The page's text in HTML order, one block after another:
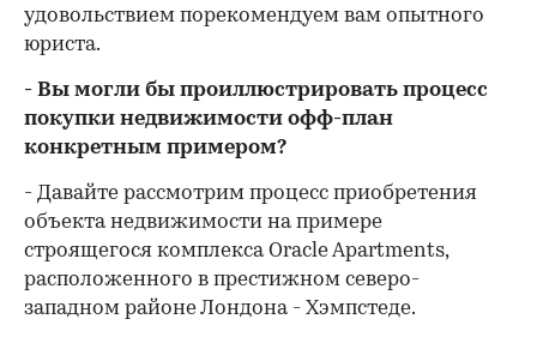
удовольствием порекомендуем вам опытного
юриста.
- Вы могли бы проиллюстрировать процесс
покупки недвижимости офф-план
конкретным примером?
- Давайте рассмотрим процесс приобретения
объекта недвижимости на примере
строящегося комплекса Oracle Apartments,
расположенного в престижном северо-
западном районе Лондона - Хэмпстеде.